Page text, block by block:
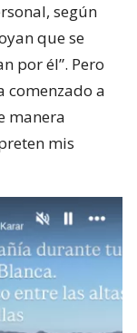
según
que se
por él”. Pero
comenzado a
manera
mis